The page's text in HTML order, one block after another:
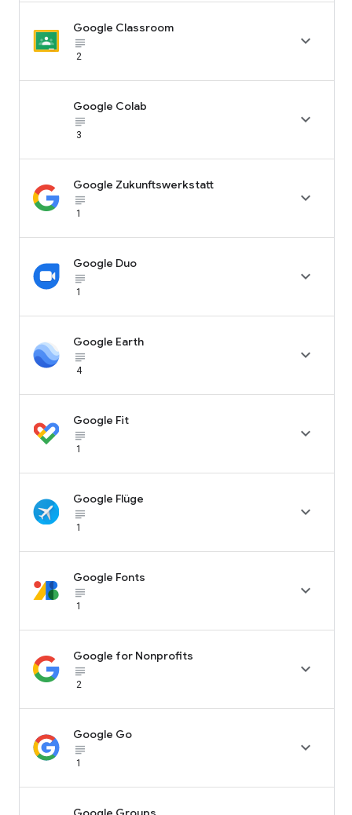
Google Classroom
subject_black
2

Google Colab
subject_black
3

Google Zukunftswerkstatt
subject_black
1

Google Duo
subject_black
1

Google Earth
subject_black
4

Google Fit
subject_black
1

Google Flüge
subject_black
1

Google Fonts
subject_black
1

Google for Nonprofits
subject_black
2

Google Go
subject_black
1
